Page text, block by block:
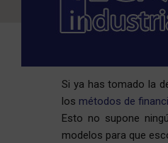
Estás aquí:
Si ya has tomado la
los métodos de
Esto no supone
modelos para que